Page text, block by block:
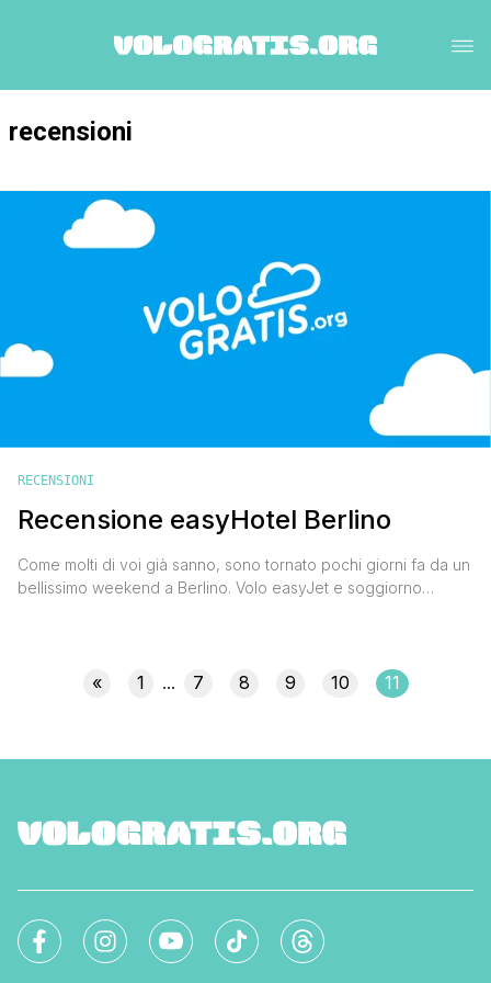
recensioni
RECENSIONI
Recensione easyHotel Berlino
Come molti di voi già sanno, sono tornato pochi giorni fa da un
bellissimo weekend a Berlino. Volo easyJet e soggiorno
alberghiera low cost, in quanto è un ottimo compromesso tra
« 1 ... 7 8 9 10 11